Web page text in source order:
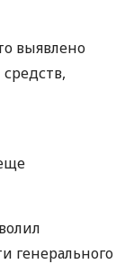
выявлено
генерального